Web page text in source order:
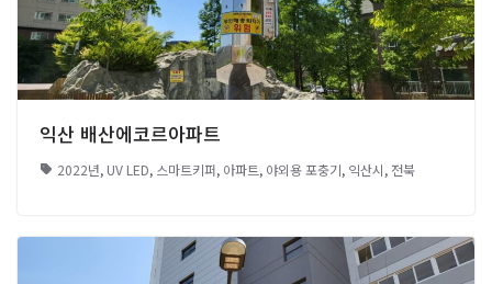
익산 배산에코르아파트
2022년, UV LED, 스마트키퍼, 아파트, 야외용 포충기, 익산시, 전북